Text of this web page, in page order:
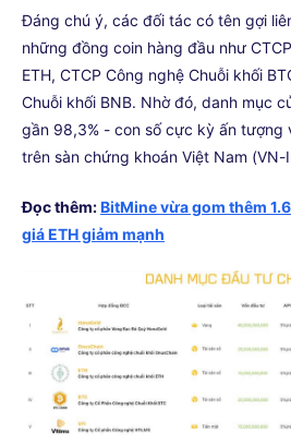
Đáng chú ý, các đối tác có tên gợi
những đồng coin hàng đầu như
ETH, CTCP Công nghệ Chuỗi khối
Chuỗi khối BNB. Nhờ đó, danh mục
gần 98,3% - con số cực kỳ ấn tượng
trên sàn chứng khoán Việt Nam (VN-
Đọc thêm:BitMine vừa gom thêm
giá ETH giảm mạnh